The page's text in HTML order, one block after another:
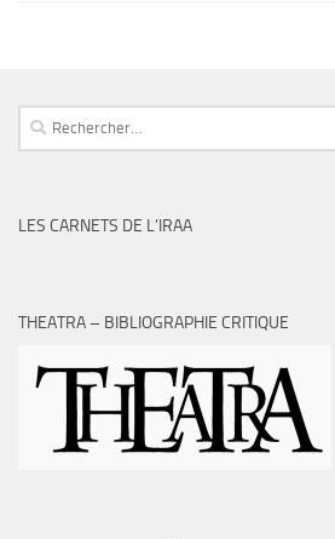
Rechercher :
LES CARNETS DE L’IRAA
THEATRA – BIBLIOGRAPHIE CRITIQUE